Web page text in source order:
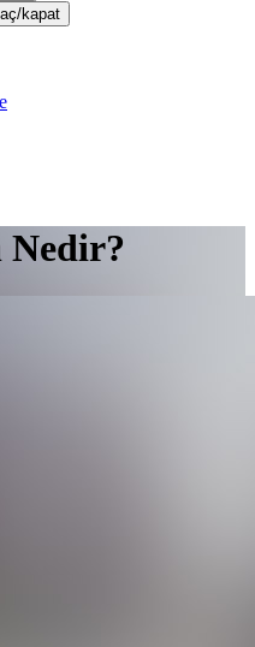
kapat
Nedir?